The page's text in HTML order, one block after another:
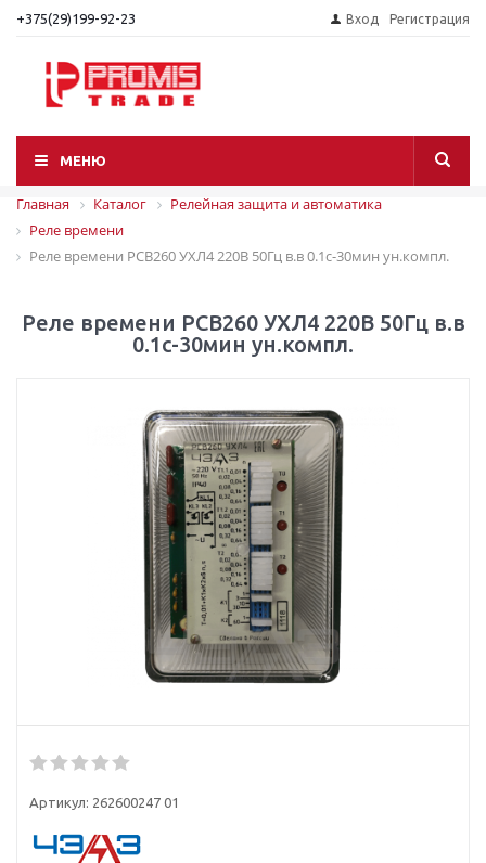
+375(29)199-92-23 Вход Регистрация
МЕНЮ
Главная Каталог
Релейная защита и автоматика
Реле времени
Реле времени РСВ260 УХЛ4 220В 50Гц в.в 0.1с-30мин ун.компл.
Реле времени РСВ260 УХЛ4 220В 50Гц в.в
0.1с-30мин ун.компл.
Артикул: 262600247 01